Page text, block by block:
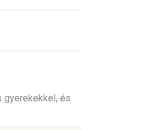
gyerekekkel, és